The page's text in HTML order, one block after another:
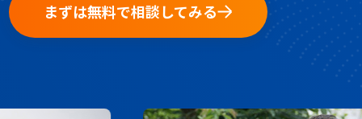
まずは無料で相談してみる